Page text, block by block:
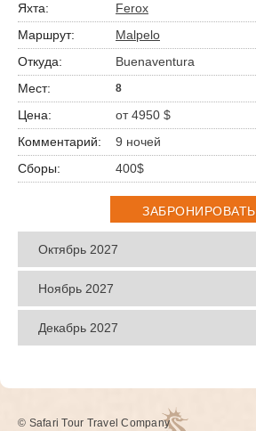
Ferox
Malpelo
Buenaventura
8
от 4950 $
9 ночей
400$
ЗАБРОНИРОВАТЬ
Октябрь 2027
Ноябрь 2027
Декабрь 2027
© Safari Tour Travel Company